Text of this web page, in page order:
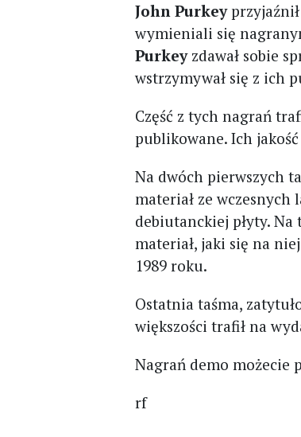
John Purkey
wymieniali się
Purkey zdawał sobie
wstrzymywał się z ich
Część z tych nagrań
publikowane. Ich jakość
Na dwóch pierwszych
materiał ze wczesnych
debiutanckiej płyty.
materiał, jaki się na
1989 roku.
Ostatnia taśma,
większości trafił na
Nagrań demo możecie
rf